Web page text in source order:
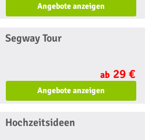
Angebote anzeigen
Segway Tour
ab 29 €
Angebote anzeigen
Hochzeitsideen